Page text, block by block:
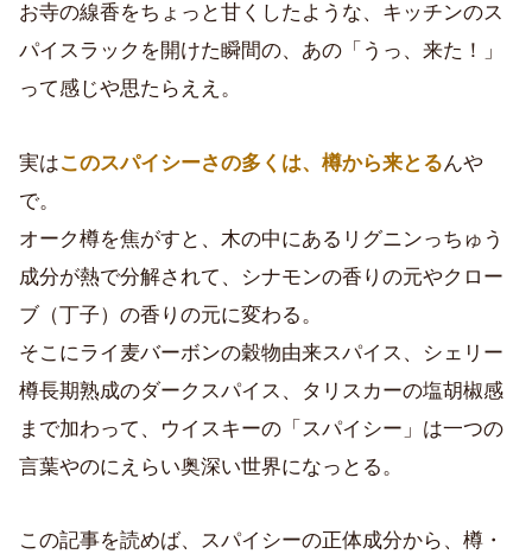
お寺の線香をちょっと甘くしたような、キッチンのス
パイスラックを開けた瞬間の、あの「うっ、来た！」
って感じや思たらええ。
実はこのスパイシーさの多くは、樽から来とるんや
で。
オーク樽を焦がすと、木の中にあるリグニンっちゅう
成分が熱で分解されて、シナモンの香りの元やクロー
ブ（丁子）の香りの元に変わる。
そこにライ麦バーボンの穀物由来スパイス、シェリー
樽長期熟成のダークスパイス、タリスカーの塩胡椒感
まで加わって、ウイスキーの「スパイシー」は一つの
言葉やのにえらい奥深い世界になっとる。
この記事を読めば、スパイシーの正体成分から、樽・